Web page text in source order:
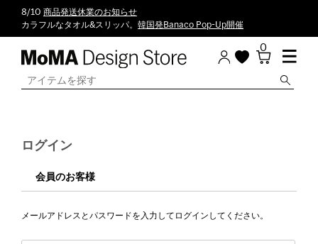
8/10 商品発送休業のお知らせ
カラフルなタオル&スリッパ。 韓国発Banaco Pop-Up開催
0
ログイン
会員のお客様
メールアドレスとパスワードを入力してログインしてください。